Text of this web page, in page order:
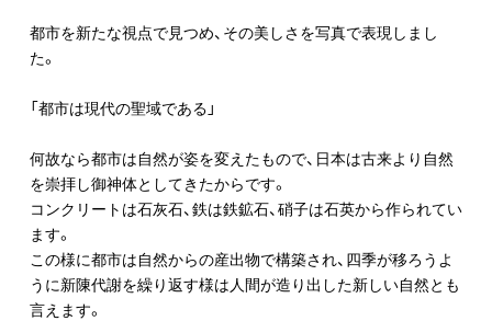
都市を新たな視点で見つめ、その美しさを写真で表現しまし
た。
「都市は現代の聖域である」
何故なら都市は自然が姿を変えたもので、日本は古来より自然
を崇拝し御神体としてきたからです。
コンクリートは石灰石、鉄は鉄鉱石、硝子は石英から作られてい
ます。
この様に都市は自然からの産出物で構築され、四季が移ろうよ
うに新陳代謝を繰り返す様は人間が造り出した新しい自然とも
言えます。